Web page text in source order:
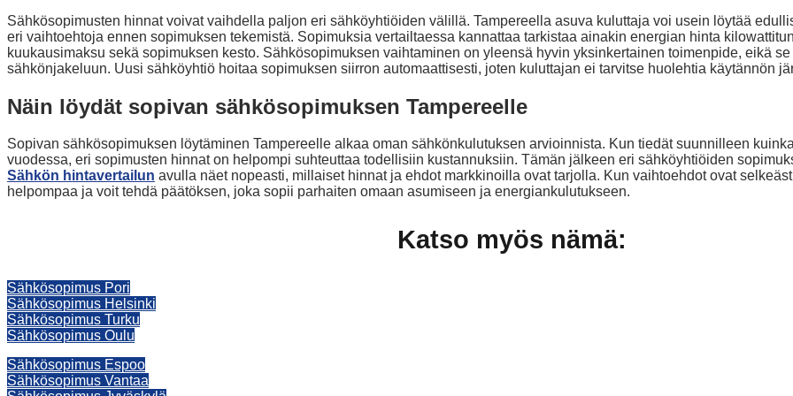
Sähkösopimusten hinnat voivat vaihdella paljon eri sähköyhtiöiden välillä. Tampereella asuva kuluttaja voi usein löytää
eri vaihtoehtoja ennen sopimuksen tekemistä. Sopimuksia vertailtaessa kannattaa tarkistaa ainakin energian hinta
kuukausimaksu sekä sopimuksen kesto. Sähkösopimuksen vaihtaminen on yleensä hyvin yksinkertainen toimenpide, eikä
sähkönjakeluun. Uusi sähköyhtiö hoitaa sopimuksen siirron automaattisesti, joten kuluttajan ei tarvitse huolehtia käytännön
Näin löydät sopivan sähkösopimuksen Tampereelle
Sopivan sähkösopimuksen löytäminen Tampereelle alkaa oman sähkönkulutuksen arvioinnista. Kun tiedät suunnilleen
vuodessa, eri sopimusten hinnat on helpompi suhteuttaa todellisiin kustannuksiin. Tämän jälkeen eri sähköyhtiöiden
Sähkön hintavertailun avulla näet nopeasti, millaiset hinnat ja ehdot markkinoilla ovat tarjolla. Kun vaihtoehdot ovat
helpompaa ja voit tehdä päätöksen, joka sopii parhaiten omaan asumiseen ja energiankulutukseen.
Katso myös nämä:
Sähkösopimus Pori
Sähkösopimus Helsinki
Sähkösopimus Turku
Sähkösopimus Oulu
Sähkösopimus Espoo
Sähkösopimus Vantaa